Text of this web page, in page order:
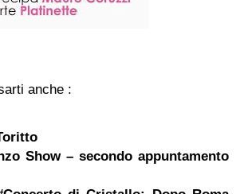
anche :
Show – secondo appuntamento